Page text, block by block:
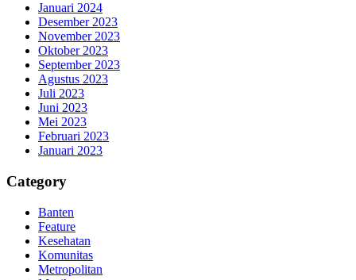
Januari 2024
Desember 2023
November 2023
Oktober 2023
September 2023
Agustus 2023
Juli 2023
Juni 2023
Mei 2023
Februari 2023
Januari 2023
Category
Banten
Feature
Kesehatan
Komunitas
Metropolitan